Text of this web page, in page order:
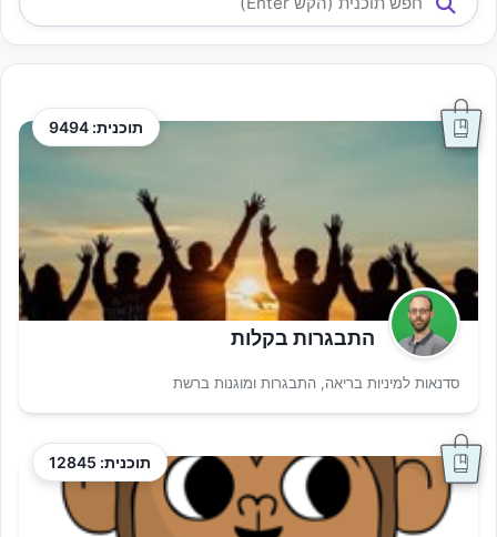
תוכנית: 9494
התבגרות בקלות
סדנאות למיניות בריאה, התבגרות ומוגנות ברשת
תוכנית: 12845